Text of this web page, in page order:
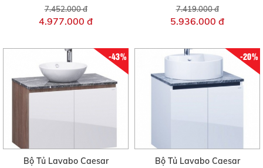
7.452.000 đ
4.977.000 đ
7.419.000 đ
5.936.000 đ
-43%
Bộ Tủ Lavabo Caesar
-20%
Bộ Tủ Lavabo Caesar